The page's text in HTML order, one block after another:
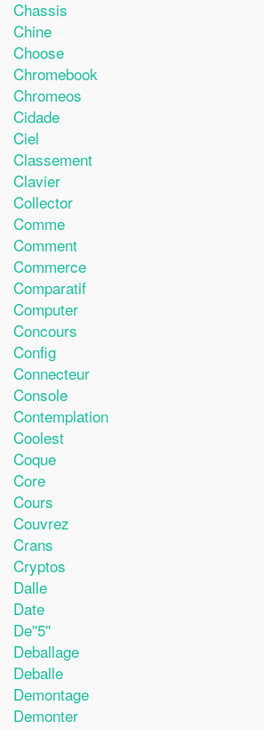
Chassis
Chine
Choose
Chromebook
Chromeos
Cidade
Ciel
Classement
Clavier
Collector
Comme
Comment
Commerce
Comparatif
Computer
Concours
Config
Connecteur
Console
Contemplation
Coolest
Coque
Core
Cours
Couvrez
Crans
Cryptos
Dalle
Date
De''5''
Deballage
Deballe
Demontage
Demonter